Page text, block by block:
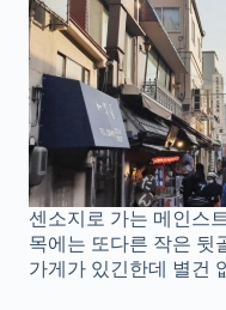
센소지로 가는 메인스
목에는 또다른 작은 뒷
가게가 있긴한데 별건